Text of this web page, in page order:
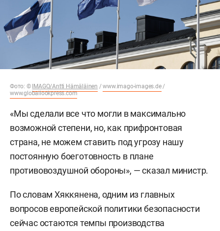
Фото: © IMAGO/Antti Hämäläinen /www.imago-images.de/
www.globallookpress.com
«Мы сделали все что могли в максимально
возможной степени, но, как прифронтовая
страна, не можем ставить под угрозу нашу
постоянную боеготовность в плане
противовоздушной обороны», — сказал министр.
По словам Хяккянена, одним из главных
вопросов европейской политики безопасности
сейчас остаются темпы производства